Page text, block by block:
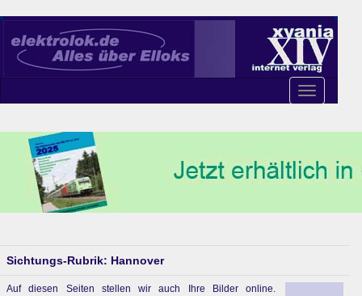
Toggle
navigation
Sichtungs-Rubrik: Hannover
Auf diesen Seiten stellen wir auch Ihre Bilder online.